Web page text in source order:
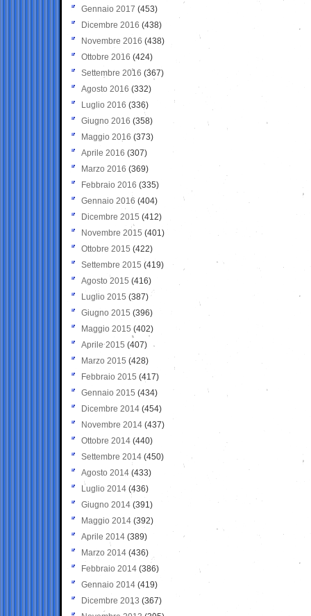
Gennaio 2017 (453)
Dicembre 2016 (438)
Novembre 2016 (438)
Ottobre 2016 (424)
Settembre 2016 (367)
Agosto 2016 (332)
Luglio 2016 (336)
Giugno 2016 (358)
Maggio 2016 (373)
Aprile 2016 (307)
Marzo 2016 (369)
Febbraio 2016 (335)
Gennaio 2016 (404)
Dicembre 2015 (412)
Novembre 2015 (401)
Ottobre 2015 (422)
Settembre 2015 (419)
Agosto 2015 (416)
Luglio 2015 (387)
Giugno 2015 (396)
Maggio 2015 (402)
Aprile 2015 (407)
Marzo 2015 (428)
Febbraio 2015 (417)
Gennaio 2015 (434)
Dicembre 2014 (454)
Novembre 2014 (437)
Ottobre 2014 (440)
Settembre 2014 (450)
Agosto 2014 (433)
Luglio 2014 (436)
Giugno 2014 (391)
Maggio 2014 (392)
Aprile 2014 (389)
Marzo 2014 (436)
Febbraio 2014 (386)
Gennaio 2014 (419)
Dicembre 2013 (367)